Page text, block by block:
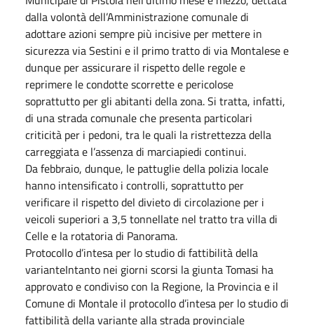
dalla volontà dell’Amministrazione comunale di
adottare azioni sempre più incisive per mettere in
sicurezza via Sestini e il primo tratto di via Montalese e
dunque per assicurare il rispetto delle regole e
reprimere le condotte scorrette e pericolose
soprattutto per gli abitanti della zona. Si tratta, infatti,
di una strada comunale che presenta particolari
criticità per i pedoni, tra le quali la ristrettezza della
carreggiata e l’assenza di marciapiedi continui.
Da febbraio, dunque, le pattuglie della polizia locale
hanno intensificato i controlli, soprattutto per
verificare il rispetto del divieto di circolazione per i
veicoli superiori a 3,5 tonnellate nel tratto tra villa di
Celle e la rotatoria di Panorama.
Protocollo d’intesa per lo studio di fattibilità della
varianteIntanto nei giorni scorsi la giunta Tomasi ha
approvato e condiviso con la Regione, la Provincia e il
Comune di Montale il protocollo d’intesa per lo studio di
fattibilità della variante alla strada provinciale